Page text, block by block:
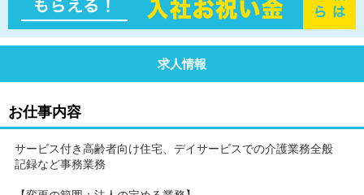
求人情報
お仕事内容
サービス付き高齢者向け住宅、デイサービスでの介護業務全般
記録など事務業務